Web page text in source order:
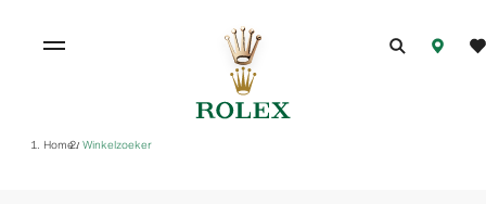
Home/ Winkelzoeker